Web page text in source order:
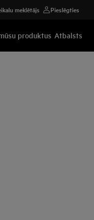
meklētājs Pieslēgties
produktus Atbalsts